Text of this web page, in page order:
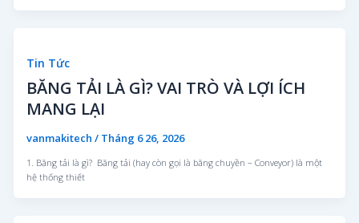
Tin Tức
BĂNG TẢI LÀ GÌ? VAI TRÒ VÀ LỢI ÍCH
MANG LẠI
vanmakitech/ Tháng 6 26, 2026
1. Băng tải là gì? Băng tải (hay còn gọi là băng chuyền – Conveyor) là một
hệ thống thiết